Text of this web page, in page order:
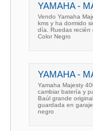
YAMAHA -
Vendo Yamaha
kms y ha dormido
día. Ruedas recién
Color Negro
YAMAHA -
Yamaha Majesty
cambiar batería y
Baúl grande
guardada en
negro